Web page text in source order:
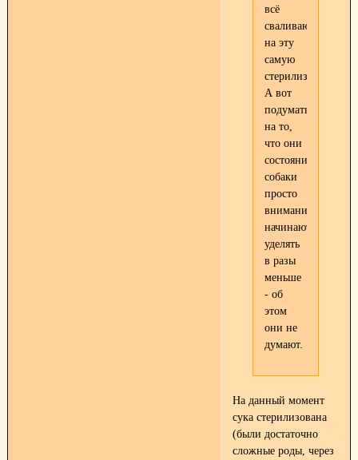
всё
сваливают
на эту
самую
стерилизацию.
А вот
подумать
на то,
что они
состоянию
собаки
просто
внимания
начинают
уделять
в разы
меньше
- об
этом
они не
думают.
На данный момент
сука стерилизована
(были достаточно
сложные роды, через